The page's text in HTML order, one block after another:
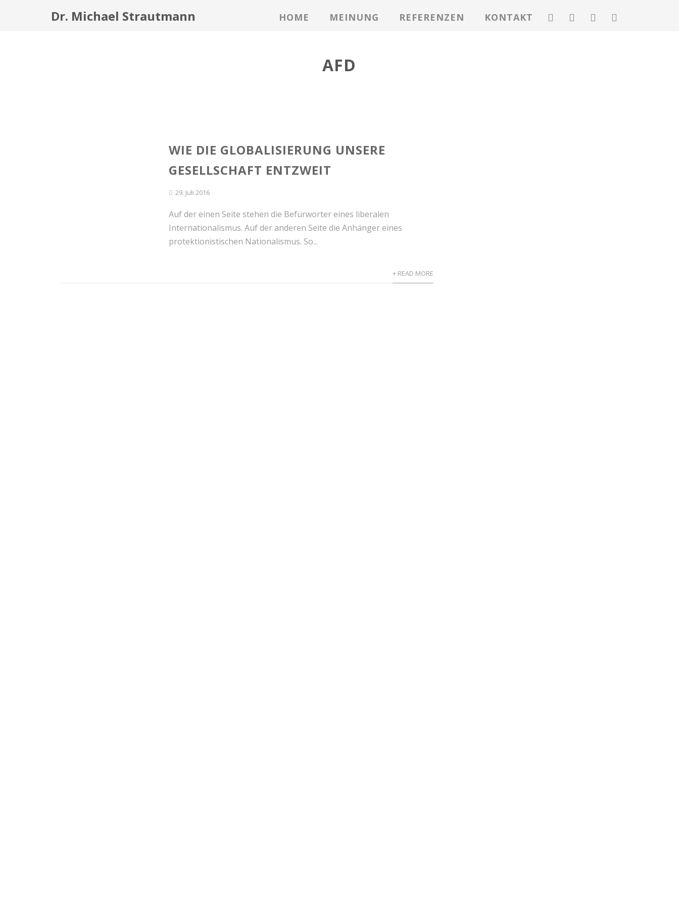
Dr. Michael Strautmann HOME MEINUNG REFERENZEN KONTAKT
AFD
WIE DIE GLOBALISIERUNG UNSERE
GESELLSCHAFT ENTZWEIT
29. Juli 2016
Auf der einen Seite stehen die Befürworter eines liberalen
Internationalismus. Auf der anderen Seite die Anhänger eines
protektionistischen Nationalismus. So...
+ READ MORE